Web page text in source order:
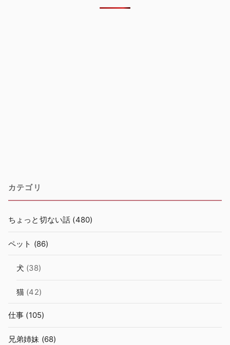
カテゴリ
ちょっと切ない話 (480)
ペット (86)
犬 (38)
猫 (42)
仕事 (105)
兄弟姉妹 (68)